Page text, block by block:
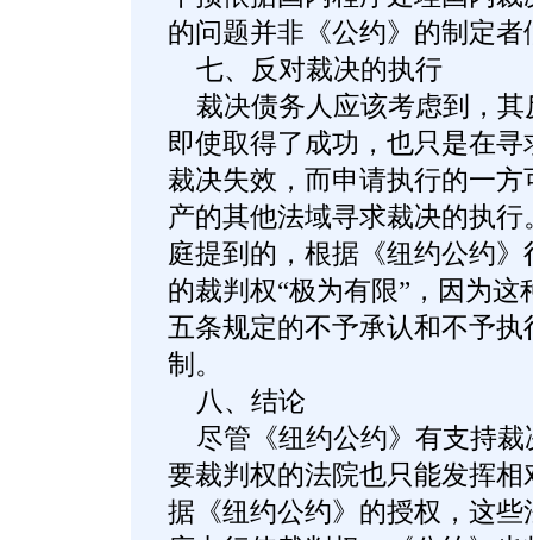
的问题并非《公约》的制定
七、反对裁决的执行
裁决债务人应该考虑到，其
即使取得了成功，也只是在
裁决失效，而申请执行的一
产的其他法域寻求裁决的执
庭提到的，根据《纽约公约
的裁判权“极为有限”，因为
五条规定的不予承认和不予
制。
八、结论
尽管《纽约公约》有支持裁
要裁判权的法院也只能发挥
据《纽约公约》的授权，这